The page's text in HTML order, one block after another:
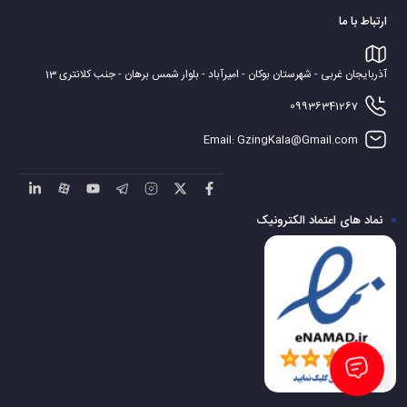
عرض 275 میلی متر است و فضای زیادی را اشغال نمی کند.
بخاری 18000 نیک کالا مدل آفتاب مجهز به سه نوع سیستم ایمنی است که یکی از
آن ها سیستم ترموکوپل است و در صورت خاموش شدن تصادفی شعله بخاری،
قطع شود. سیستم گاورنر نیز وظیفه ی تنظیم فشار گاز وزودی به بخاری را بر عهده
دارد و اگر تغییراتی در فشار ورودی گاز ایجاد شود، این سیستم فشار خروجی را در
آفتاب با توجه به امکانات و عملکرد خوبی که دارد بسیار مناسب و به صرفه است.
ارتباط با ما
آذربایجان غربی - شهرستان بوکان - امیرآباد - بلوار شمس برهان - جنب کلانتری 13
09936341267
Email: GzingKala@Gmail.com
نماد های اعتماد الکترونیک